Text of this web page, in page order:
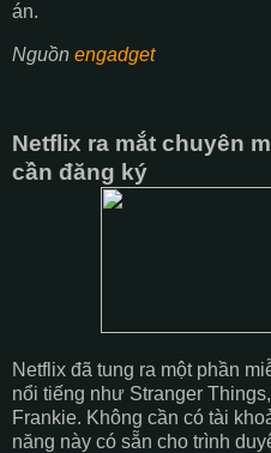
án.
Nguồn engadget
Netflix ra mắt chuyên
cần đăng ký
Netflix đã tung ra một phần
nổi tiếng như Stranger
Frankie. Không cần có tài
năng này có sẵn cho trình